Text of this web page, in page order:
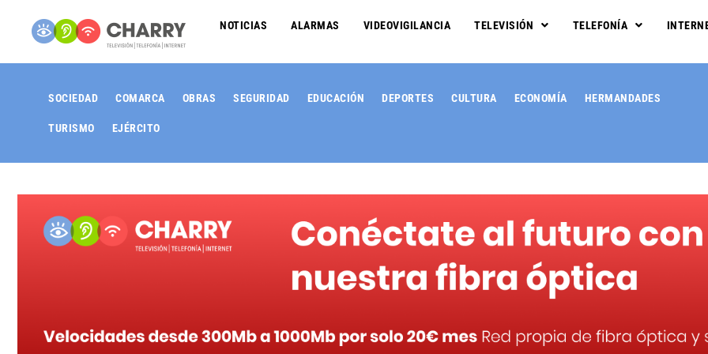
NOTICIAS ALARMAS VIDEOVIGILANCIA TELEVISIÓN TELEFONÍA
SOCIEDAD COMARCA OBRAS SEGURIDAD EDUCACIÓN DEPORTES CULTURA ECONOMÍA HERMANDADES
TURISMO EJÉRCITO